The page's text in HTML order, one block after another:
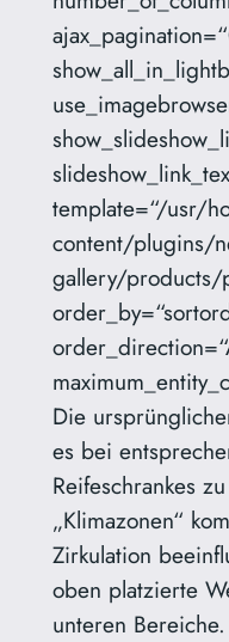
template=“/usr/
content/plugins/
gallery/products/
Die
es bei
Reifeschrankes
„Klimazonen“
Zirkulation
oben platzierte
unteren Bereiche.